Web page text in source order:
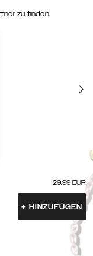
zu finden.
29.99 EUR
+ HINZUFÜGEN